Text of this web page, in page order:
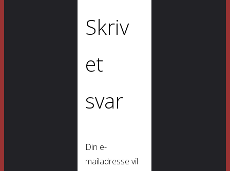
Skriv
et
svar
Din e-
mailadresse vil